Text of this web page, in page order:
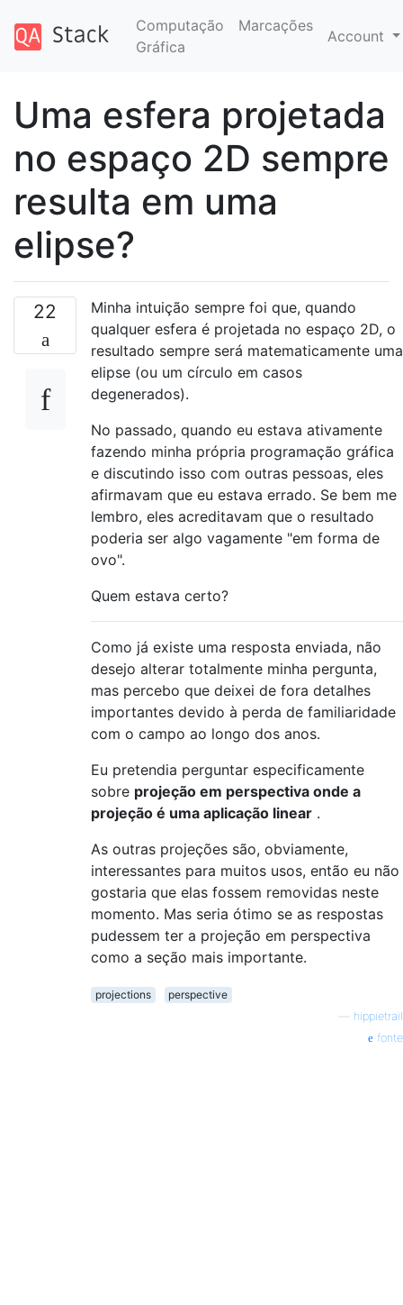
Computação
Gráfica
Marcações
Account
Uma esfera projetada
no espaço 2D sempre
resulta em uma
elipse?
22
Minha intuição sempre foi que, quando
qualquer esfera é projetada no espaço 2D, o
resultado sempre será matematicamente uma
elipse (ou um círculo em casos
degenerados).
No passado, quando eu estava ativamente
fazendo minha própria programação gráfica
e discutindo isso com outras pessoas, eles
afirmavam que eu estava errado. Se bem me
lembro, eles acreditavam que o resultado
poderia ser algo vagamente "em forma de
ovo".
Quem estava certo?
Como já existe uma resposta enviada, não
desejo alterar totalmente minha pergunta,
mas percebo que deixei de fora detalhes
importantes devido à perda de familiaridade
com o campo ao longo dos anos.
Eu pretendia perguntar especificamente
sobre projeção em perspectiva onde a
projeção é uma aplicação linear .
As outras projeções são, obviamente,
interessantes para muitos usos, então eu não
gostaria que elas fossem removidas neste
momento. Mas seria ótimo se as respostas
pudessem ter a projeção em perspectiva
como a seção mais importante.
projections
perspective
hippietrail
fonte